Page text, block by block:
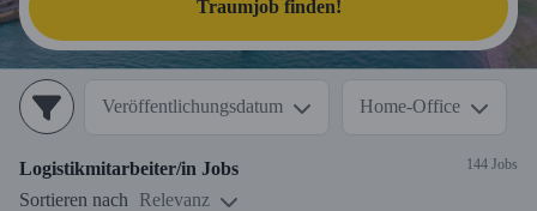
Traumjob finden!
Veröffentlichungsdatum Home-Office
Logistikmitarbeiter/in Jobs 144 Jobs
Sortieren nach Relevanz